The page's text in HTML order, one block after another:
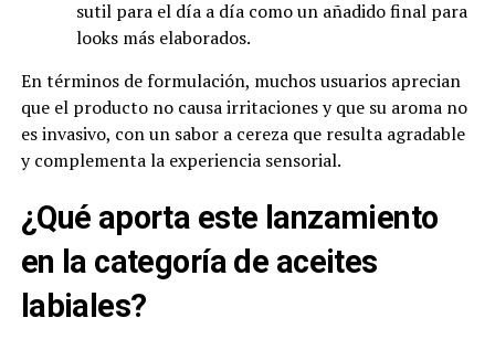
sutil para el día a día como un añadido final para
looks más elaborados.
En términos de formulación, muchos usuarios aprecian
que el producto no causa irritaciones y que su aroma no
es invasivo, con un sabor a cereza que resulta agradable
y complementa la experiencia sensorial.
¿Qué aporta este lanzamiento
en la categoría de aceites
labiales?